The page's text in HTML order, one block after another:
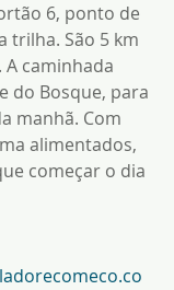
6, ponto de
trilha. São 5 km
caminhada
do Bosque, para
manhã. Com
alimentados,
começar o dia